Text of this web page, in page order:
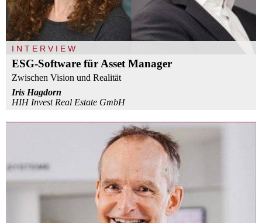
INTERVIEW
ESG-Software für Asset Manager
Zwischen Vision und Realität
Iris Hagdorn
HIH Invest Real Estate GmbH